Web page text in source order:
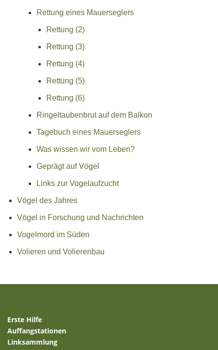
Rettung eines Mauerseglers
Rettung (2)
Rettung (3)
Rettung (4)
Rettung (5)
Rettung (6)
Ringeltaubenbrut auf dem Balkon
Tagebuch eines Mauerseglers
Was wissen wir vom Leben?
Geprägt auf Vögel
Links zur Vogelaufzucht
Vögel des Jahres
Vögel in Forschung und Nachrichten
Vogelmord im Süden
Volieren und Volierenbau
Erste Hilfe
Auffangstationen
Linksammlung